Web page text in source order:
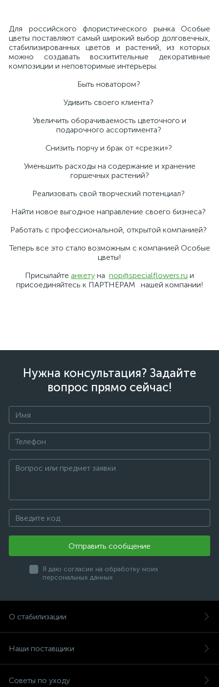
Для российского флористического рынка Особые
цветы поставляют самый широкий выбор долговечных,
стабилизированных цветов и растений, из которых
можно создавать восхитительные декоративные
композиции и неповторимые интерьеры.
Быть новатором?
Удивить своего клиента?
Увеличить оборачиваемость цветочного и
подарочного ассортимента?
Снизить порчу и брак от «срезки»?
Уменьшить расходы на содержание и хранение
горшечных растений?
Реализовать свой творческий потенциал?
Найти новое выгодное направление своего бизнеса?
Работать с профессиональной, открытой компанией?
Теперь все это стало возможным с компанией Особые
цветы!
Присылайте анкету на nop@specialflowers.ru и
присоединяйтесь к ПАРТНЕРАМ нашей компании!
Нужна консультация? Задайте
вопрос прямо сейчас!
Отправить сообщение
Я даю согласие на обработку моих
персональных данных
О стабилизации
Наши поставщики
Советы по уходу